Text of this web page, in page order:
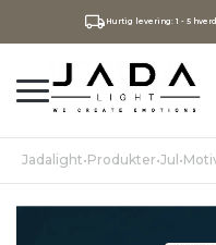
Hurtig levering: 1 - 5
Jadalight•Produkter•Jul •